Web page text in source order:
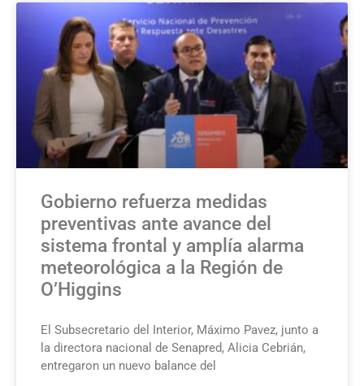
Gobierno refuerza medidas
preventivas ante avance del
sistema frontal y amplía alarma
meteorológica a la Región de
O’Higgins
El Subsecretario del Interior, Máximo Pavez, junto a
la directora nacional de Senapred, Alicia Cebrián,
entregaron un nuevo balance del